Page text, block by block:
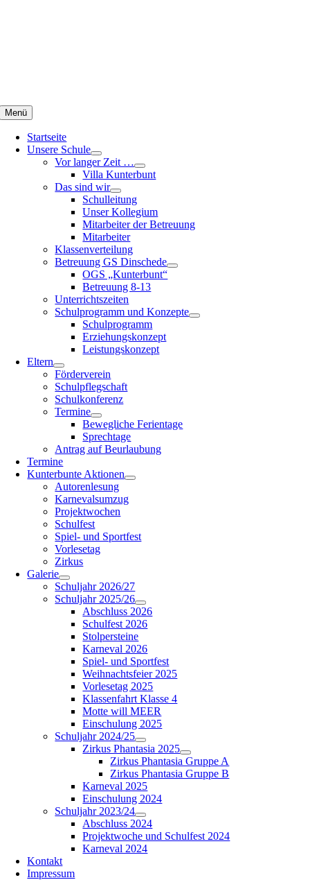
Menü
Startseite
Unsere Schule
Vor langer Zeit …
Villa Kunterbunt
Das sind wir
Schulleitung
Unser Kollegium
Mitarbeiter der Betreuung
Mitarbeiter
Klassenverteilung
Betreuung GS Dinschede
OGS „Kunterbunt“
Betreuung 8-13
Unterrichtszeiten
Schulprogramm und Konzepte
Schulprogramm
Erziehungskonzept
Leistungskonzept
Eltern
Förderverein
Schulpflegschaft
Schulkonferenz
Termine
Bewegliche Ferientage
Sprechtage
Antrag auf Beurlaubung
Termine
Kunterbunte Aktionen
Autorenlesung
Karnevalsumzug
Projektwochen
Schulfest
Spiel- und Sportfest
Vorlesetag
Zirkus
Galerie
Schuljahr 2026/27
Schuljahr 2025/26
Abschluss 2026
Schulfest 2026
Stolpersteine
Karneval 2026
Spiel- und Sportfest
Weihnachtsfeier 2025
Vorlesetag 2025
Klassenfahrt Klasse 4
Motte will MEER
Einschulung 2025
Schuljahr 2024/25
Zirkus Phantasia 2025
Zirkus Phantasia Gruppe A
Zirkus Phantasia Gruppe B
Karneval 2025
Einschulung 2024
Schuljahr 2023/24
Abschluss 2024
Projektwoche und Schulfest 2024
Karneval 2024
Kontakt
Impressum